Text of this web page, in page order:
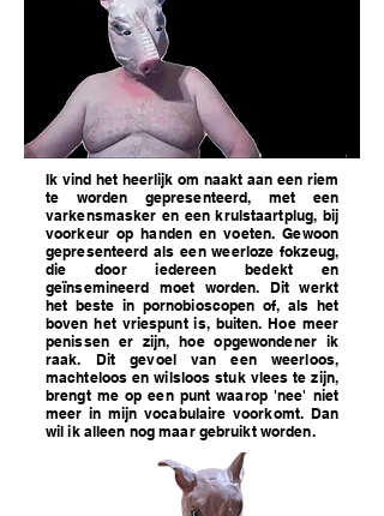
Ik vind het heerlijk om naakt aan een riem
te worden gepresenteerd, met een
varkensmasker en een krulstaartplug, bij
voorkeur op handen en voeten. Gewoon
gepresenteerd als een weerloze fokzeug,
die door iedereen bedekt en
geïnsemineerd moet worden. Dit werkt
het beste in pornobioscopen of, als het
boven het vriespunt is, buiten. Hoe meer
penissen er zijn, hoe opgewondener ik
raak. Dit gevoel van een weerloos,
machteloos en wilsloos stuk vlees te zijn,
brengt me op een punt waarop 'nee' niet
meer in mijn vocabulaire voorkomt. Dan
wil ik alleen nog maar gebruikt worden.